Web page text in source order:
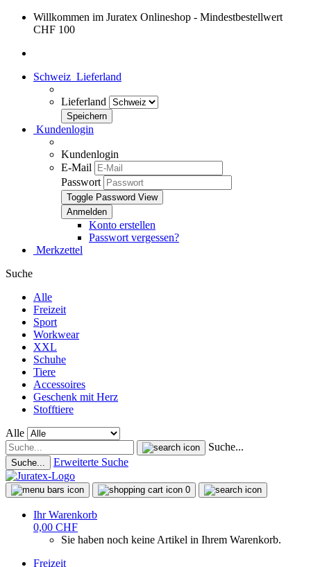
Willkommen im Juratex Onlineshop - Mindestbestellwert
CHF 100
Schweiz Lieferland
Lieferland
Kundenlogin
Kundenlogin
E-Mail
Passwort
Toggle Password View
Konto erstellen
Passwort vergessen?
Merkzettel
Suche
Alle
Freizeit
Sport
Workwear
XXL
Schuhe
Tiere
Accessoires
Geschenk mit Herz
Stofftiere
Alle
Suche...
Suche... Erweiterte Suche
0
Ihr Warenkorb
0,00 CHF
Sie haben noch keine Artikel in Ihrem Warenkorb.
Freizeit